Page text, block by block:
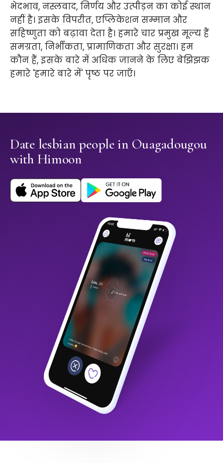
भेदभाव, नस्लवाद, निर्णय और उत्पीड़न का कोई स्थान
नहीं है। इसके विपरीत, एप्लिकेशन सम्मान और
सहिष्णुता को बढ़ावा देता है। हमारे चार प्रमुख मूल्य हैं
समग्रता, निर्भीकता, प्रामाणिकता और सुरक्षा। हम
कौन हैं, इसके बारे में अधिक जानने के लिए बेझिझक
हमारे 'हमारे बारे में' पृष्ठ पर जाएँ।
Date lesbian people in Ouagadougou
with Himoon